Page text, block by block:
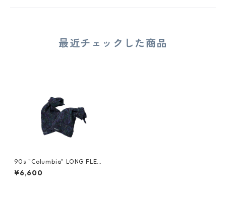
最近チェックした商品
90s "Columbia" LONG FLEE
CE BEANIE
¥6,600